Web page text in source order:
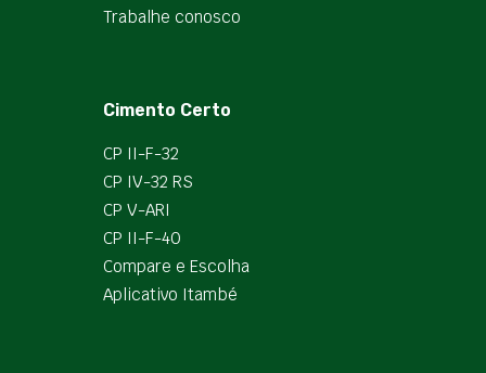
Trabalhe conosco
Cimento Certo
CP II-F-32
CP IV-32 RS
CP V-ARI
CP II-F-40
Compare e Escolha
Aplicativo Itambé